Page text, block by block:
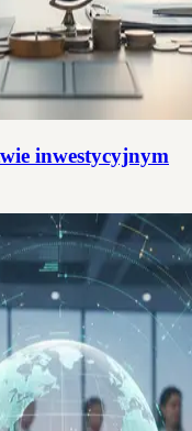
inwestycyjnym